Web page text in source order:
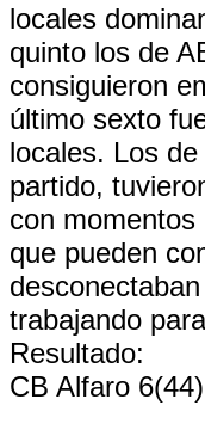
locales
quinto los de
consiguieron
último sexto
locales. Los
partido,
con
que pueden
trabajando
Resultado:
CB Alfaro